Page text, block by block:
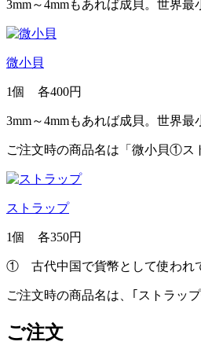
3mm～4mmもあれば成貝。世界
微小貝
1個 各400円
3mm～4mmもあれば成貝。世界
ご注文時の商品名は「微小貝①ス
ストラップ
1個 各350円
① 古代中国で貨幣として使われ
ご注文時の商品名は、｢ストラッ
ご注文